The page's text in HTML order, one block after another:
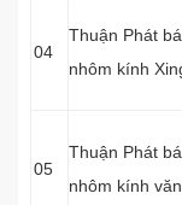
04
Thuận Phát
nhôm kính
05
Thuận Phát
nhôm kính